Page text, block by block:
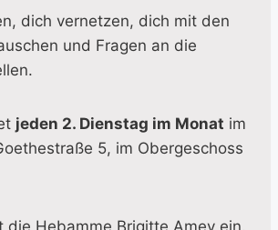
dich vernetzen, dich mit den
und Fragen an die
jeden 2. Dienstag im Monat im
5, im Obergeschoss
die Hebamme Brigitte Amey ein.